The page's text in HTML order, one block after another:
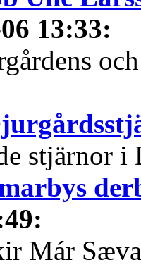
13:33:
stjärnor i
:
Már